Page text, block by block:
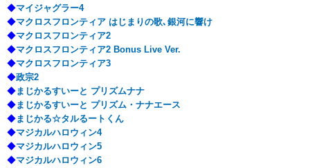
◆マイジャグラー4
◆マクロスフロンティア はじまりの歌､銀河に響け
◆マクロスフロンティア2
◆マクロスフロンティア2 Bonus Live Ver.
◆マクロスフロンティア3
◆政宗2
◆まじかるすいーと プリズムナナ
◆まじかるすいーと プリズム・ナナエース
◆まじかる☆タルるートくん
◆マジカルハロウィン4
◆マジカルハロウィン5
◆マジカルハロウィン6